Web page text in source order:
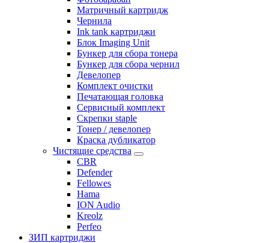
Матричный картридж
Чернила
Ink tank картриджи
Блок Imaging Unit
Бункер для сбора тонера
Бункер для сбора чернил
Девелопер
Комплект очистки
Печатающая головка
Сервисный комплект
Скрепки staple
Тонер / девелопер
Краска дубликатор
Чистящие средства
CBR
Defender
Fellowes
Hama
ION Audio
Kreolz
Perfeo
ЗИП картриджи